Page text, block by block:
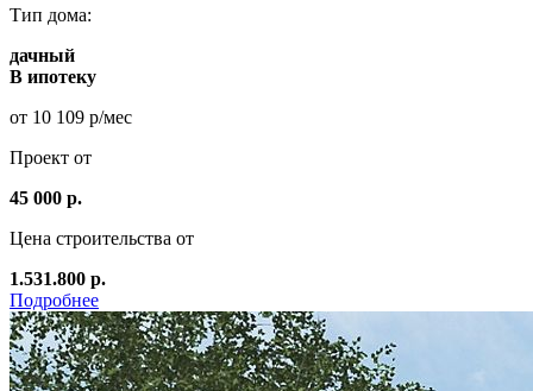
Тип дома:
дачный
В ипотеку
от 10 109 р/мес
Проект от
45 000 р.
Цена строительства от
1.531.800 р.
Подробнее